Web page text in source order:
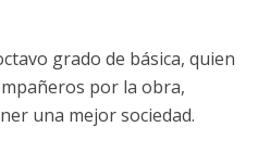
grado de básica, quien
por la obra,
una mejor sociedad.